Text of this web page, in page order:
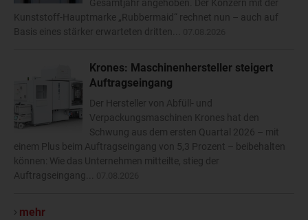
Gesamtjahr angehoben. Der Konzern mit der
Kunststoff-Hauptmarke „Rubbermaid“ rechnet nun – auch auf
Basis eines stärker erwarteten dritten...
Krones: Maschinenhersteller steigert
Auftragseingang
Der Hersteller von Abfüll- und
Verpackungsmaschinen Krones hat den
Schwung aus dem ersten Quartal 2026 – mit
einem Plus beim Auftragseingang von 5,3 Prozent – beibehalten
können: Wie das Unternehmen mitteilte, stieg der
Auftragseingang...
mehr